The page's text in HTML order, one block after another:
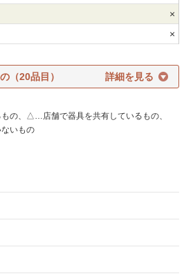
×
×
（20品目）
の、△…店舗で器具を共有しているもの、
いもの